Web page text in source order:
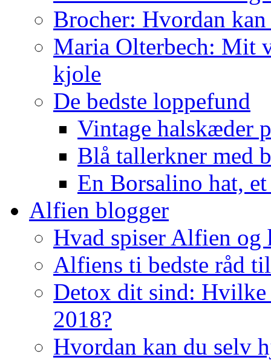
Brocher: Hvordan
Maria Olterbech: Mit
kjole
De bedste loppefund
Vintage halskæder
Blå tallerkner med
En Borsalino hat,
Alfien blogger
Hvad spiser Alfien og
Alfiens ti bedste råd
Detox dit sind:
2018?
Hvordan kan du selv